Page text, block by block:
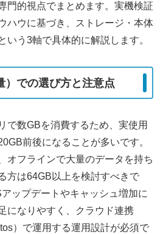
門的視点でまとめます。実機検証
ハウに基づき、ストレージ・本体
いう3軸で具体的に解説します。
）での選び方と注意点
で数GBを消費するため、実使用
前後になることが多いです。
オフラインで大量のデータを持ち
方は64GB以上を検討すべきで
ップデートやキャッシュ増加に
になりやすく、クラウド連携
）で運用する運用設計が必須で